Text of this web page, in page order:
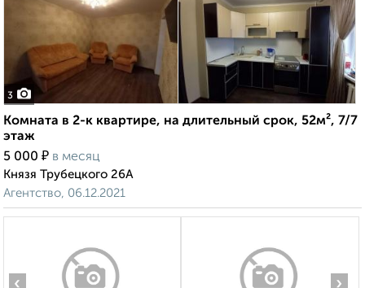
3
Комната в 2-к квартире, на длительный срок, 52м², 7/7
этаж
5 000 ₽ в месяц
Князя Трубецкого 26А
Агентство, 06.12.2021
‹ ›